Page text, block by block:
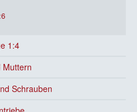
1:4
Muttern
Schrauben